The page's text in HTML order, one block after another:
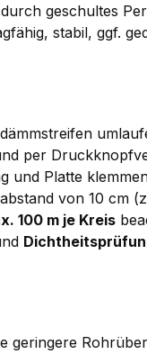
geschultes
stabil, ggf.
per
und Platte
von 10 cm
100 m je Kreis
geringere